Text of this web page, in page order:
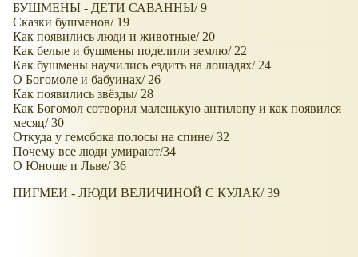
БУШМЕНЫ - ДЕТИ САВАННЫ/ 9
Сказки бушменов/ 19
Как появились люди и животные/ 20
Как белые и бушмены поделили землю/ 22
Как бушмены научились ездить на лошадях/ 24
О Богомоле и бабуинах/ 26
Как появились звёзды/ 28
Как Богомол сотворил маленькую антилопу и как появился
месяц/ 30
Откуда у гемсбока полосы на спине/ 32
Почему все люди умирают/34
О Юноше и Льве/ 36
ПИГМЕИ - ЛЮДИ ВЕЛИЧИНОЙ С КУЛАК/ 39